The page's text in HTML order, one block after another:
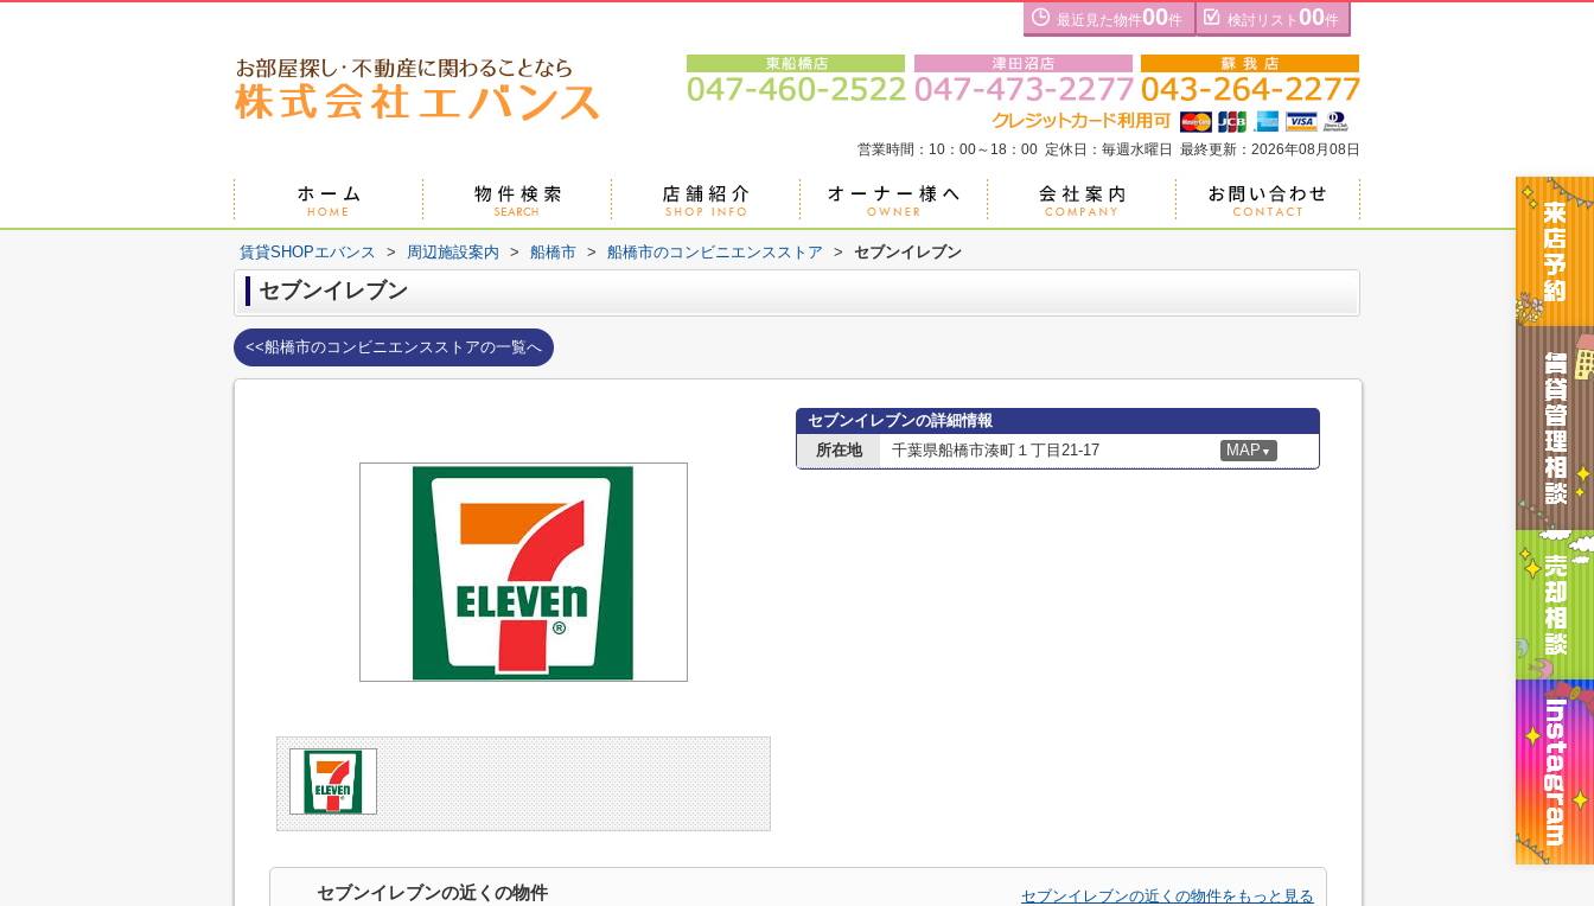
最近見た物件00件 検討リスト 00件
営業時間：10：00～18：00 定休日：毎週水曜日 最終更新：2026年08月08日
賃貸SHOPエバンス > 周辺施設案内 > 船橋市 > 船橋市のコンビニエンスストア > セブンイレブン
セブンイレブン
<<船橋市のコンビニエンスストアの一覧へ
セブンイレブンの詳細情報
所在地
千葉県船橋市湊町１丁目21-17 MAP ▼
セブンイレブンの近くの物件 セブンイレブンの近くの物件をもっと見る